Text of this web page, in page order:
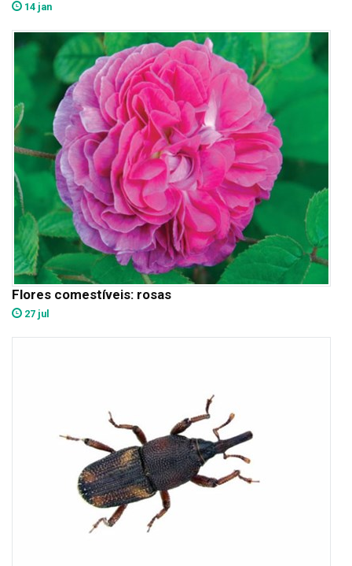
14 jan
Flores comestíveis: rosas
27 jul